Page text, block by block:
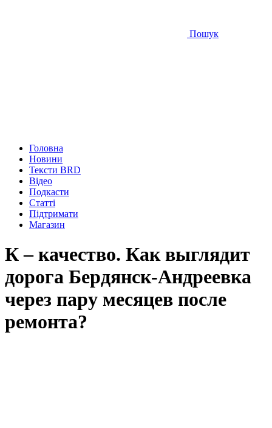
Пошук
Головна
Новини
Тексти BRD
Відео
Подкасти
Статті
Підтримати
Магазин
К – качество. Как выглядит
дорога Бердянск-Андреевка
через пару месяцев после
ремонта?